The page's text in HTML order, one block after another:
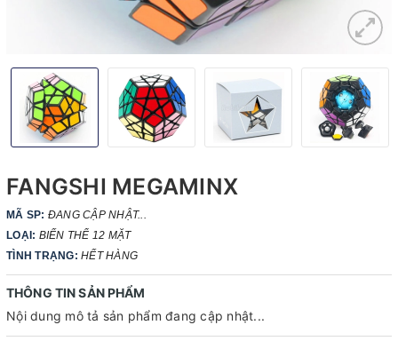
FANGSHI MEGAMINX
MÃ SP: ĐANG CẬP NHẬT...
LOẠI: BIẾN THỂ 12 MẶT
TÌNH TRẠNG: HẾT HÀNG
THÔNG TIN SẢN PHẨM
Nội dung mô tả sản phẩm đang cập nhật...